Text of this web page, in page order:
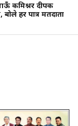
कमिश्नर दीपक
हर पात्र मतदाता